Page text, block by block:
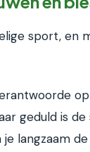
sport, en
geduld is
langzaam